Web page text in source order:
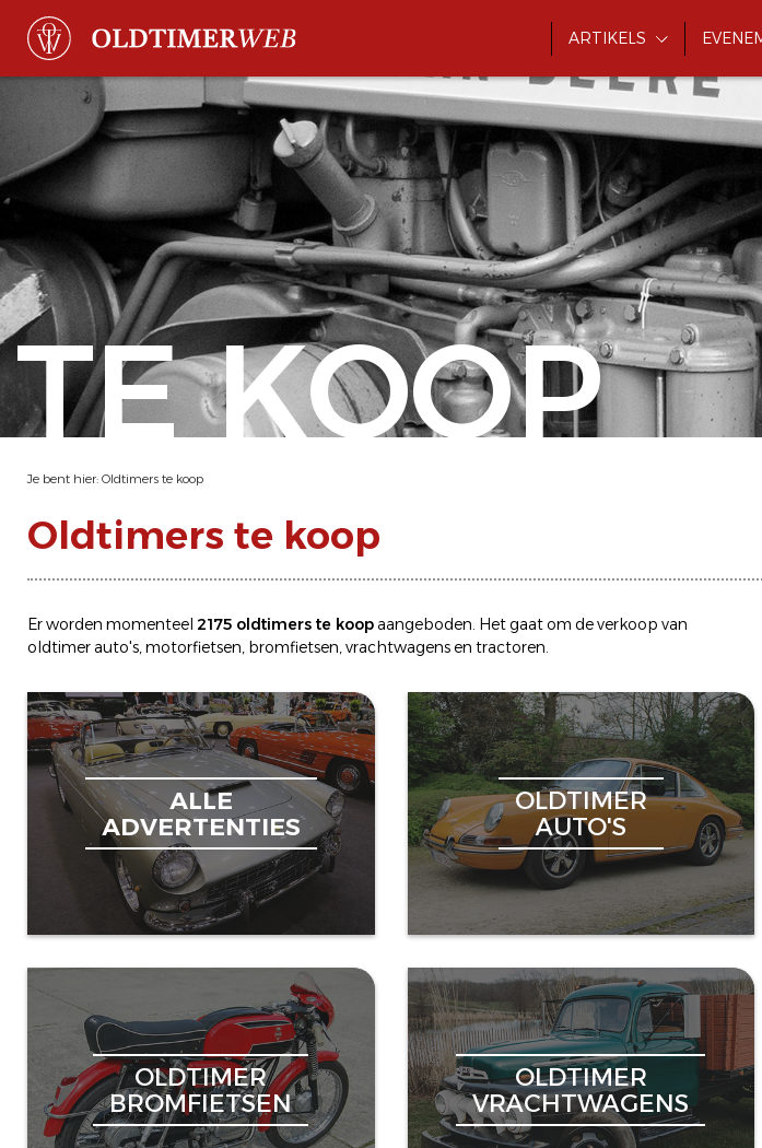
ARTIKELS
TE KOOP
Je bent hier: Oldtimers te koop
Oldtimers te koop
Er worden momenteel 2175 oldtimers te koopaangeboden. Het gaat om deverkoop van
oldtimerauto's,motorfietsen, bromfietsen,vrachtwagens en tractoren.
ALLE
ADVERTENTIES
OLDTIMER
AUTO'S
OLDTIMER
BROMFIETSEN
OLDTIMER
VRACHTWAGENS